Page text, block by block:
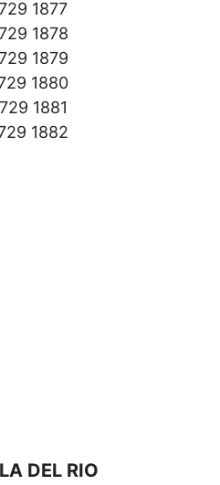
1877
1878
1879
1880
1881
1882
DEL RIO